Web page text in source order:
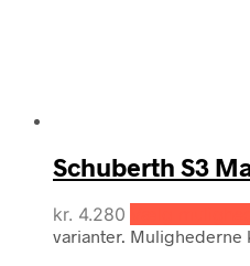
Schuberth S3
kr. 4.280
varianter.